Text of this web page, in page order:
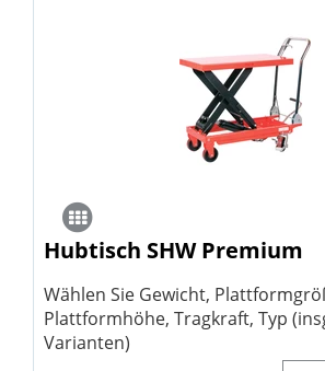
Hubtisch SHW Premium
Wählen Sie Gewicht,
Plattformhöhe, Tragkraft, Typ
Varianten)